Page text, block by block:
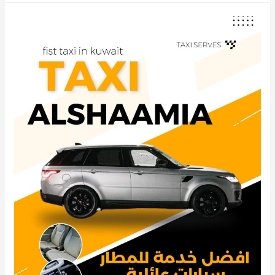
تاكسي
الشامية